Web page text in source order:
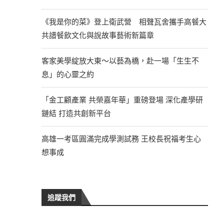
《我是你的菜》登上衛武營 相聲瓦舍攜手高餐大
共譜餐飲文化與說故事藝術新篇章
客家美學綻放大東～以藝為橋，赴一場「生生不
息」的心靈之約
「金工顧產業 共榮嘉年華」重磅登場 深化產學研
鏈結 打造共創新平台
高雄一考區圓滿完成學測試務 王校長祝福考生心
想事成
追蹤我們